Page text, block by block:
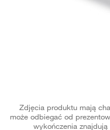
Zdjęcia produktu mają
może odbiegać od
wykończenia